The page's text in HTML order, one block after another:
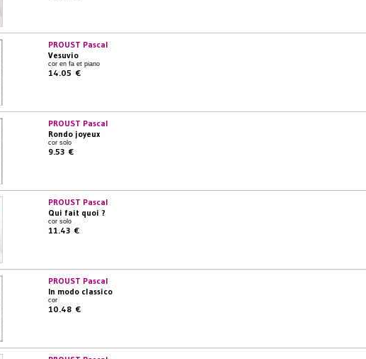
PROUST Pascal
Vesuvio
cor en fa et piano
14.05 €
PROUST Pascal
Rondo joyeux
cor solo
9.53 €
PROUST Pascal
Qui fait quoi ?
cor solo
11.43 €
PROUST Pascal
In modo classico
cor
10.48 €